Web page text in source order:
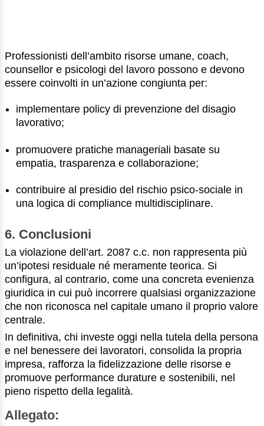
Professionisti dell’ambito risorse umane, coach,
counsellor e psicologi del lavoro possono e devono
essere coinvolti in un’azione congiunta per:
implementare policy di prevenzione del disagio
lavorativo;
promuovere pratiche manageriali basate su
empatia, trasparenza e collaborazione;
contribuire al presidio del rischio psico-sociale in
una logica di compliance multidisciplinare.
6. Conclusioni
La violazione dell’art. 2087 c.c. non rappresenta più
un’ipotesi residuale né meramente teorica. Si
configura, al contrario, come una concreta evenienza
giuridica in cui può incorrere qualsiasi organizzazione
che non riconosca nel capitale umano il proprio valore
centrale.
In definitiva, chi investe oggi nella tutela della persona
e nel benessere dei lavoratori, consolida la propria
impresa, rafforza la fidelizzazione delle risorse e
promuove performance durature e sostenibili, nel
pieno rispetto della legalità.
Allegato: